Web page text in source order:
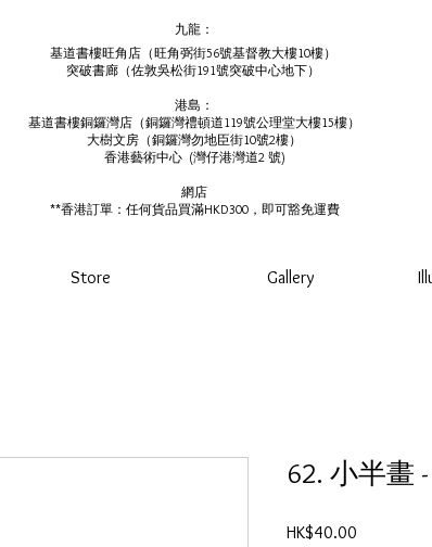
九龍：
基道書樓旺角店（旺角弼街56號基督教大樓10樓）
突破書廊（佐敦吳松街191號突破中心地下）
港島：
基道書樓銅鑼灣店（銅鑼灣禮頓道119號公理堂大樓15樓）
大樹文房（銅鑼灣勿地臣街10號2樓）
香港藝術中心 ​ (灣仔港灣道2 號)
網店
**香港訂單：任何貨品買滿HKD300，即可豁免運費
Store Gallery
62. 小半畫
HK$40.00